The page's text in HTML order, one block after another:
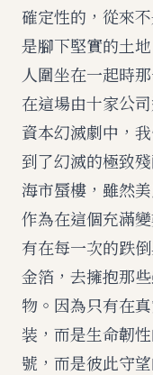
確定性的，從來
是腳下堅實的土
人圍坐在一起時
在這場由十家公
資本幻滅劇中，
到了幻滅的極致
海市蜃樓，雖然
作為在這個充滿
有在每一次的跌
金箔，去擁抱那
物。因為只有在
装，而是生命韌
號，而是彼此守